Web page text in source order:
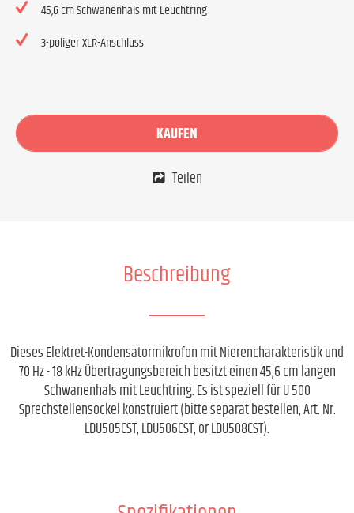
45,6 cm Schwanenhals mit Leuchtring
3-poliger XLR-Anschluss
KAUFEN
Teilen
Beschreibung
Dieses Elektret-Kondensatormikrofon mit Nierencharakteristik und
70 Hz - 18 kHz Übertragungsbereich besitzt einen 45,6 cm langen
Schwanenhals mit Leuchtring. Es ist speziell für U 500
Sprechstellensockel konstruiert (bitte separat bestellen, Art. Nr.
LDU505CST, LDU506CST, or LDU508CST).